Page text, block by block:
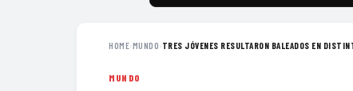
HOME›MUNDO› TRES JÓVENES RESULTARON BALEADOS EN
MUNDO